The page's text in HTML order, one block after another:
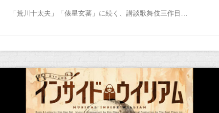
「荒川十太夫」「俵星玄蕃」に続く、講談歌舞伎三作目…